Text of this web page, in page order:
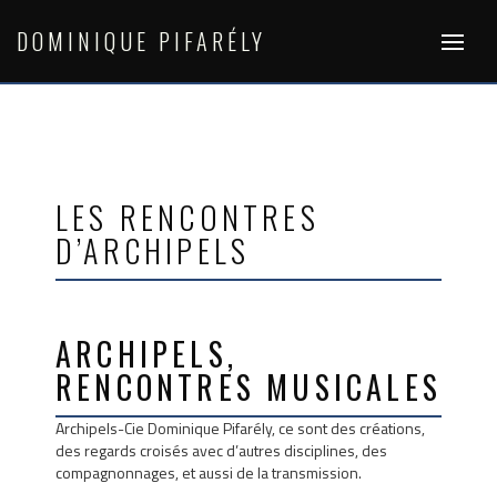
content
DOMINIQUE PIFARÉLY
LES RENCONTRES
D’ARCHIPELS
ARCHIPELS,
RENCONTRES MUSICALES
Archipels-Cie Dominique Pifarély, ce sont des créations,
des regards croisés avec d’autres disciplines, des
compagnonnages, et aussi de la transmission.